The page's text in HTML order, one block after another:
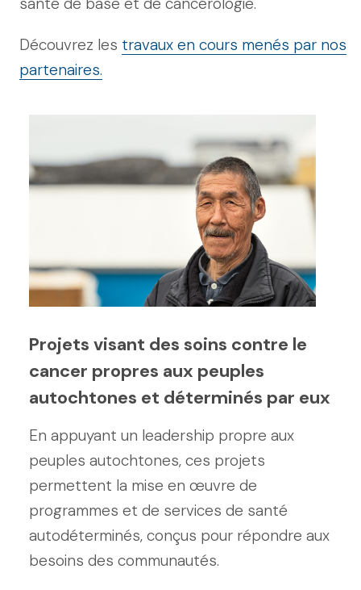
de rapports sur le dépistage du
cancer;
Organiser des camps de médecine
d’information et favoriser le transfert
des connaissances des Aînées et
Aînés vers les jeunes;
Établir des directives sur la culture, la
distribution et l’entreposage des
remèdes traditionnels (p. ex.
pharmacies de médecine
traditionnelle);
Favoriser des initiatives collaboratives
à la croisée des pratiques
conventionnelles et traditionnelles.
Découvrez les travaux en cours menés par nos
partenaires.
Projets visant des soins contre le
cancer propres aux peuples
autochtones et déterminés par eux
En appuyant un leadership propre aux
peuples autochtones, ces projets
permettent la mise en œuvre de
programmes et de services de santé
autodéterminés, conçus pour répondre aux
besoins des communautés.